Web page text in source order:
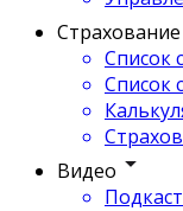
Страхование
Список
Список
Видео